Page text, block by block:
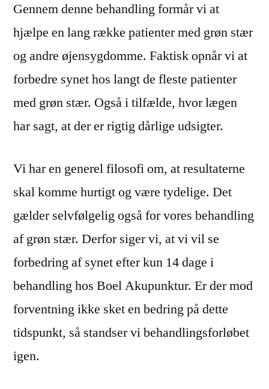
Gennem denne behandling formår vi at
hjælpe en lang række patienter med grøn stær
og andre øjensygdomme. Faktisk opnår vi at
forbedre synet hos langt de fleste patienter
med grøn stær. Også i tilfælde, hvor lægen
har sagt, at der er rigtig dårlige udsigter.
Vi har en generel filosofi om, at resultaterne
skal komme hurtigt og være tydelige. Det
gælder selvfølgelig også for vores behandling
af grøn stær. Derfor siger vi, at vi vil se
forbedring af synet efter kun 14 dage i
behandling hos Boel Akupunktur. Er der mod
forventning ikke sket en bedring på dette
tidspunkt, så standser vi behandlingsforløbet
igen.